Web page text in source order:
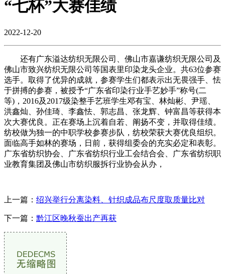
“七杯”大赛佳绩
2022-12-20
还有广东溢达纺织无限公司、佛山市嘉谦纺织无限公司及
佛山市致兴纺织无限公司等国表里印染龙头企业。共63位参赛
选手。取得了优异的成就，参赛学生们都表示出无畏强手、怯
于拼搏的参赛，被授予“广东省印染行业手艺妙手”称号(二
等)，2016及2017级染整手艺班学生邓有宝、林灿彬、尹瑶、
洪鑫灿、孙佳琦、李鑫怯、郭志昌、张龙辉、钟富昌等获得本
次大赛优良。正在赛场上沉着自若、阐扬不变，并取得佳绩。
纺校做为独一的中职学校参赛步队，纺校荣获大赛优良组织。
面临高手如林的赛场，日前，获得组委会的充实必定和表彰。
广东省纺织协会、广东省纺织行业工会结合会、广东省纺织职
业教育集团及佛山市纺织服拆行业协会从办，
上一篇： 绍兴举行分离染料、针织成品布尺度取质量比对
下一篇： 黔江区晚秋蚕出产再获